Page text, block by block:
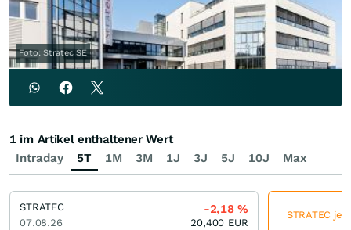
Foto: Stratec SE
Intraday 5T 1M 3M 1J 3J 5J 10J Max
1 im Artikel enthaltener Wert
STRATEC
07.08.26
-2,18%
20,400 EUR
STRATEC